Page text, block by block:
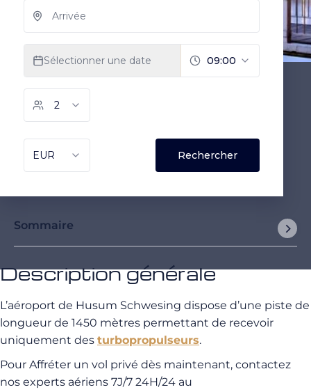
Sommaire
Description générale
L’aéroport de Husum Schwesing dispose d’une piste de
longueur de 1450 mètres permettant de recevoir
uniquement des turbopropulseurs.
Pour Affréter un vol privé dès maintenant, contactez
nos experts aériens 7J/7 24H/24 au